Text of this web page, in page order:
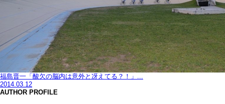
福島晋一「酸欠の脳内は意外と冴えてる？！」...
2014.03.12
AUTHOR PROFILE